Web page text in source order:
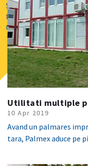
Utilitati multiple
10 Apr 2019
Avand un palmares
tara, Palmex aduce pe
Solutii de
finatare prin
GRENKE